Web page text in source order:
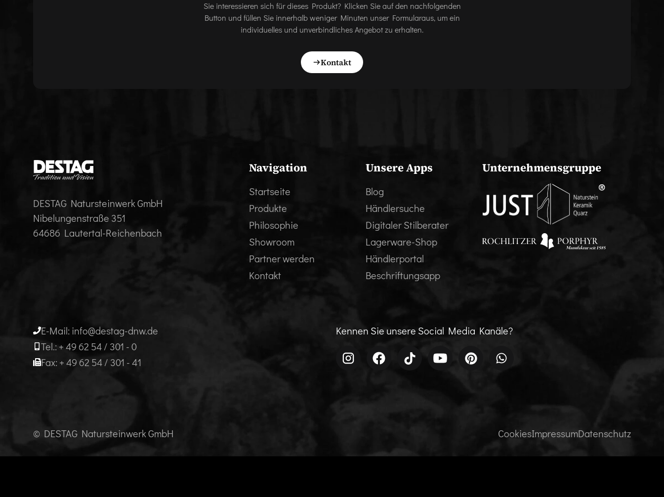
Sie interessieren sich für dieses Produkt? Klicken Sie auf den nachfolgenden
Button und füllen Sie innerhalb weniger Minuten unser Formularaus, um ein
individuelles und unverbindliches Angebot zu erhalten.
Kontakt
DESTAG Natursteinwerk GmbH
Nibelungenstraße 351
64686 Lautertal-Reichenbach
Navigation
Startseite
Produkte
Philosophie
Showroom
Partner werden
Kontakt
Unsere Apps
Blog
Händlersuche
Digitaler Stilberater
Lagerware-Shop
Händlerportal
Beschriftungsapp
Unternehmensgruppe
E-Mail: info@destag-dnw.de
Tel.: + 49 62 54 / 301 - 0
Fax: + 49 62 54 / 301 - 41
Kennen Sie unsere Social Media Kanäle?
© DESTAG Natursteinwerk GmbH CookiesImpressumDatenschutz